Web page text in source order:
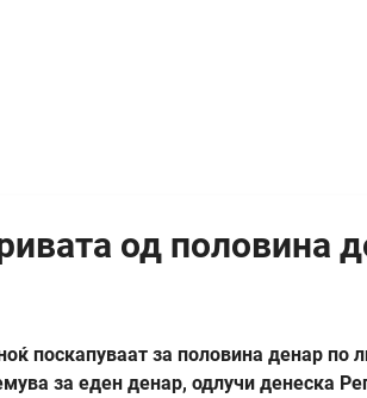
од половина
поскапуваат за половина денар по
за еден денар, одлучи денеска